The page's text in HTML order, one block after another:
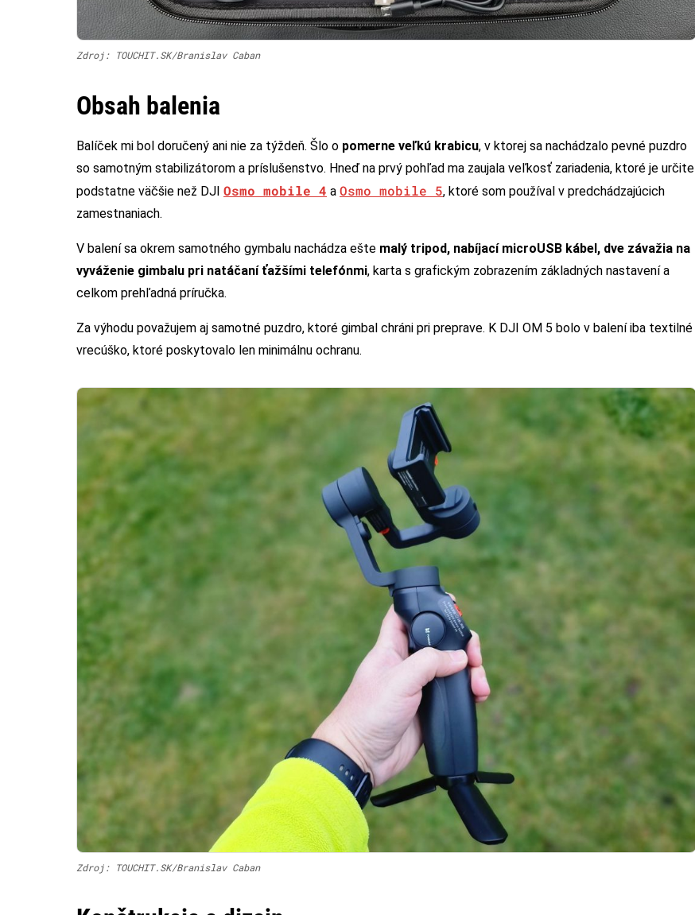
Zdroj: TOUCHIT.SK/Branislav Caban
Obsah balenia
Balíček mi bol doručený ani nie za týždeň. Šlo o pomerne veľkú krabicu, v ktorej sa nachádzalo pevné puzdro
so samotným stabilizátorom a príslušenstvo. Hneď na prvý pohľad ma zaujala veľkosť zariadenia, ktoré je určite
podstatne väčšie než DJI Osmo mobile 4 a Osmo mobile 5, ktoré som používal v predchádzajúcich
zamestnaniach.
V balení sa okrem samotného gymbalu nachádza ešte malý tripod, nabíjací microUSB kábel, dve závažia na
vyváženie gimbalu pri natáčaní ťažšími telefónmi, karta s grafickým zobrazením základných nastavení a
celkom prehľadná príručka.
Za výhodu považujem aj samotné puzdro, ktoré gimbal chráni pri preprave. K DJI OM 5 bolo v balení iba textilné
vrecúško, ktoré poskytovalo len minimálnu ochranu.
Zdroj: TOUCHIT.SK/Branislav Caban